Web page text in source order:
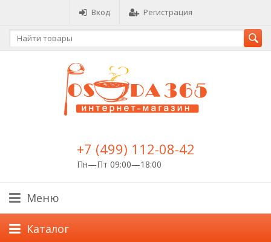
Вход Регистрация
+7 (499) 112-08-42
Пн—Пт 09:00—18:00
Меню
Каталог